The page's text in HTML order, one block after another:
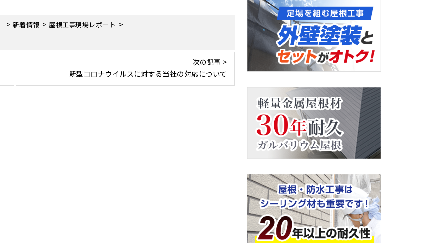
> 新着情報 > 屋根工事現場レポート >
次の記事 >
新型コロナウイルスに対する当社の対応について